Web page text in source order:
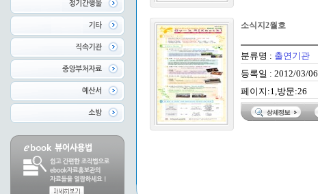
소식지2월호
분류명 : 출연기관
등록일 : 2012/03/06
페이지:1,방문:26